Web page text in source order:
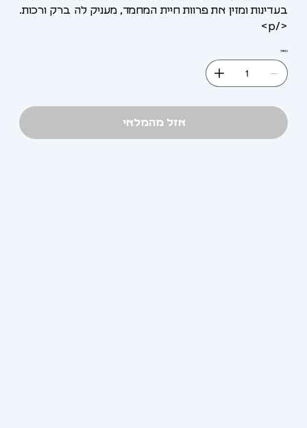
בעדינות ומזין את פרוות חיית המחמד, מעניק לה ברק ורכות.
</p>
כמות
אזל מהמלאי